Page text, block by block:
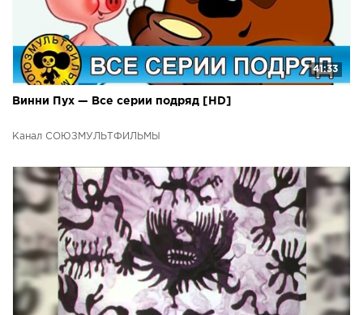
41:33
Винни Пух — Все серии подряд [HD]
Канал СОЮЗМУЛЬТФИЛЬМЫ